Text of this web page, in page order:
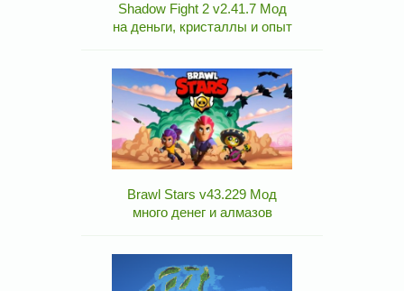
Shadow Fight 2 v2.41.7 Мод
на деньги, кристаллы и опыт
Brawl Stars v43.229 Мод
много денег и алмазов